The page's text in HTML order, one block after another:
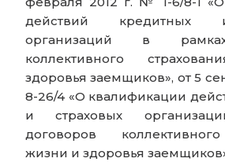
действий кредитных
организаций в
коллективного
здоровья заемщиков», от 5
8-26/4 «О квалификации
и страховых
договоров
жизни и здоровья